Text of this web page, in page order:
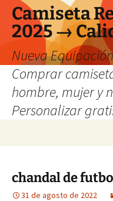
Camiseta
2025 →
Nueva
Comprar
hombre, mujer y
Personalizar
chandal de
31 de agosto de 2022